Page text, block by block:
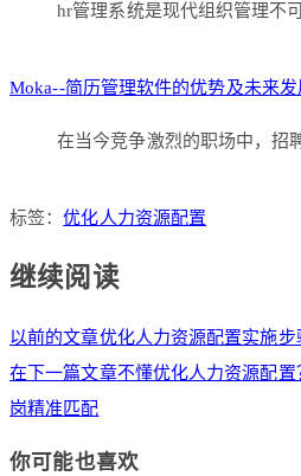
hr管理系统是现代组织管理不
Moka--简历管理软件的优势及未来
在当今竞争激烈的职场中，招
标签：优化人力资源配置
继续阅读
以前的文章优化人力资源配置实施步
在下一篇文章不懂优化人力资源配置
岗精准匹配
你可能也喜欢